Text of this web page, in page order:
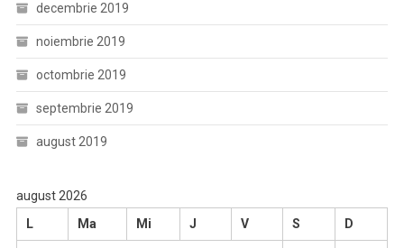
decembrie 2019
noiembrie 2019
octombrie 2019
septembrie 2019
august 2019
august 2026
L
Ma Mi J V S D